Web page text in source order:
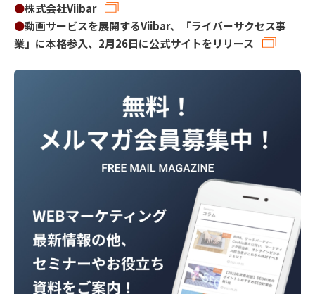
●株式会社Viibar
●動画サービスを展開するViibar、「ライバーサクセス事
業」に本格参入、2月26日に公式サイトをリリース